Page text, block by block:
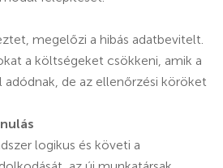
megelőzi a hibás adatbevitelt.
a költségeket csökkeni, amik a
adódnak, de az ellenőrzési köröket
logikus és követi a